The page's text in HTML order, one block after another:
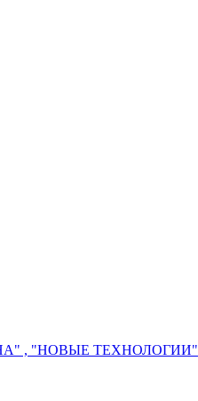
, "НОВЫЕ ТЕХНОЛОГИИ"